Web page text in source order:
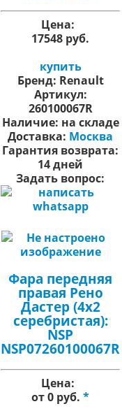
Цена:
17548 руб.
купить
Бренд: Renault
Артикул:
260100067R
Наличие: на складе
Доставка: Москва
Гарантия возврата:
14 дней
Задать вопрос:
Фара передняя
правая Рено
Дастер (4х2
серебристая):
NSP
NSP07260100067R
Цена:
от 0 руб. *